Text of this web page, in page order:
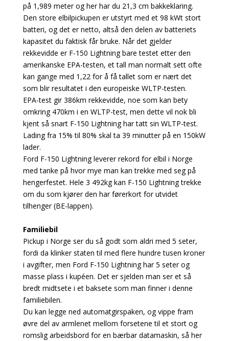
på 1,989 meter og her har du 21,3 cm bakkeklaring.
Den store elbilpickupen er utstyrt med et 98 kWt stort
batteri, og det er netto, altså den delen av batteriets
kapasitet du faktisk får bruke. Når det gjelder
rekkevidde er F-150 Lightning bare testet etter den
amerikanske EPA-testen, et tall man normalt sett ofte
kan gange med 1,22 for å få tallet som er nært det
som blir resultatet i den europeiske WLTP-testen.
EPA-test gir 386km rekkevidde, noe som kan bety
omkring 470km i en WLTP-test, men dette vil nok bli
kjent så snart F-150 Lightning har tatt sin WLTP-test.
Lading fra 15% til 80% skal ta 39 minutter på en 150kW
lader.
Ford F-150 Lightning leverer rekord for elbil i Norge
med tanke på hvor mye man kan trekke med seg på
hengerfestet. Hele 3 492kg kan F-150 Lightning trekke
om du som kjører den har førerkort for utvidet
tilhenger (BE-lappen).
Familiebil
Pickup i Norge ser du så godt som aldri med 5 seter,
fordi da klinker staten til med flere hundre tusen kroner
i avgifter, men Ford F-150 Lightning har 5 seter og
masse plass i kupéen. Det er sjelden man ser et så
bredt midtsete i et baksete som man finner i denne
familiebilen.
Du kan legge ned automatgirspaken, og vippe fram
øvre del av armlenet mellom forsetene til et stort og
romslig arbeidsbord for en bærbar datamaskin, så her